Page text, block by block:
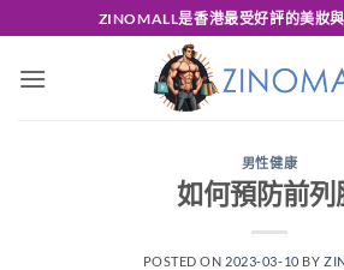
to
content
ZINOMALL是香港最受好評的美妝
男性健康
如何預防前列
POSTED ON 2023-03-10 BY